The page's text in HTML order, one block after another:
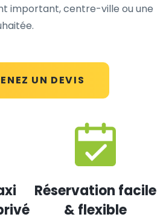
UN DEVIS
important, centre-ville ou une
Réservation facile
& flexible